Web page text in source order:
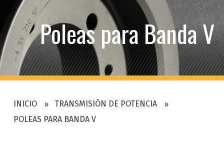
CARRERA PROFESIONAL
SOLICITAR UNA COTIZACIÓN
Poleas para Banda V
INICIO
TRANSMISIÓN DE POTENCIA
POLEAS PARA BANDA V